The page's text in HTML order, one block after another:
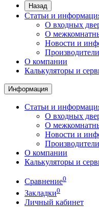
Назад
Статьи и
О входных
О
Новости и
Производители
О компании
Калькуляторы и
Информация
Статьи и
О входных
О
Новости и
Производители
О компании
Калькуляторы и
Сравнение0
Закладки0
Личный кабинет